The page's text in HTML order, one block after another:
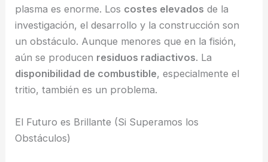
plasma es enorme. Los costes elevados de la
investigación, el desarrollo y la construcción son
un obstáculo. Aunque menores que en la fisión,
aún se producen residuos radiactivos. La
disponibilidad de combustible, especialmente el
tritio, también es un problema.
El Futuro es Brillante (Si Superamos los
Obstáculos)